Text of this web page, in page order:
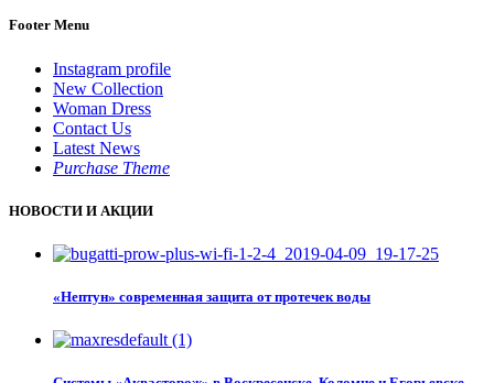
Footer Menu
Instagram profile
New Collection
Woman Dress
Contact Us
Latest News
Purchase Theme
НОВОСТИ И АКЦИИ
«Нептун» современная защита от протечек воды